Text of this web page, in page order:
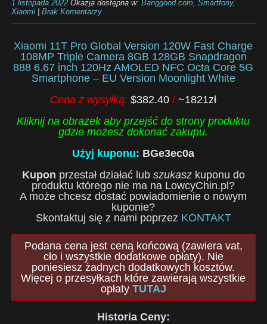
1 listopada 2022Okazja dostępna w: Banggood.com, Smartfony,
Xiaomi| Brak Komentarzy
Xiaomi 11T Pro Global Version 120W Fast Charge
108MP Triple Camera 8GB 128GB Snapdragon
888 6.67 inch 120Hz AMOLED NFC Octa Core 5G
Smartphone – EU Version Moonlight White
Cena z wysyłką:$382.40/~1821zł
Kliknij na obrazek aby przejść do strony produktu
gdzie możesz dokonać zakupu.
Użyj kuponu: BGe3ec0a
Kupon przestał działać lub szukaszkuponu do
produktu którego nie ma na LowcyChin.pl?
A może chcesz dostać powiadomienie o nowym
kuponie?
Skontaktuj się z nami poprzez KONTAKT
Podana cena jest ceną końcową (zawiera vat,
cło i wszystkie dodatkowe opłaty). Nie
poniesiesz żadnych dodatkowych kosztów.
Więcej o przesyłkach które zawierają wszystkie
opłaty TUTAJ
Historia Ceny: